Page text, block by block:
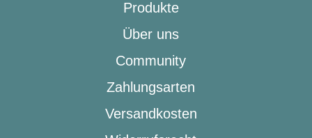
Produkte
Über uns
Community
Zahlungsarten
Versandkosten